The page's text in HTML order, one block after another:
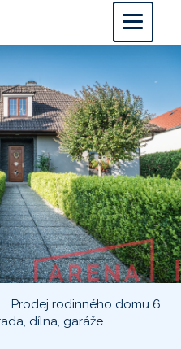
Prodej rodinného domu 6
dílna, garáže